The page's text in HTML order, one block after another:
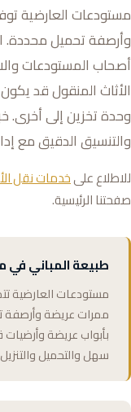
مستودعات العارضية
وأرصفة تحميل
أصحاب المستودعات
الأثاث المنقول قد
وحدة تخزين إلى أخرى.
والتنسيق الدقيق مع
للاطلاع علىخدمات نقل
صفحتنا الرئيسية.
طبيعة المباني في
مستودعات العارضية
ممرات عريضة
بأبواب عريضة
سهل والتحميل